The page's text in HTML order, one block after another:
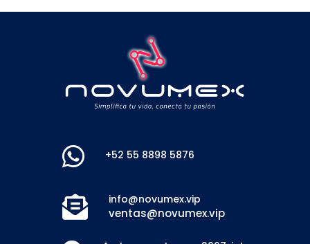
 +52 55 8898 5876
 info@novumex.vip
ventas@novumex.vip